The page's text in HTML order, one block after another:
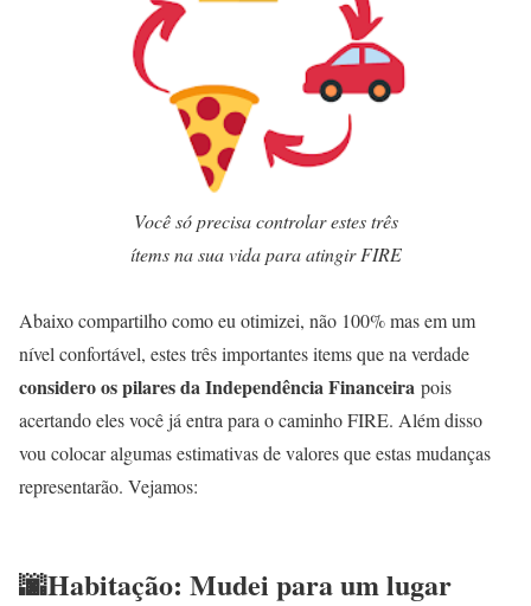
Você só precisa controlar estes três
ítems na sua vida para atingir FIRE
Abaixo compartilho como eu otimizei, não 100% mas em um
nível confortável, estes três importantes items que na verdade
considero os pilares da Independência Financeira pois
acertando eles você já entra para o caminho FIRE. Além disso
vou colocar algumas estimativas de valores que estas mudanças
representarão. Vejamos:
🌆Habitação: Mudei para um lugar